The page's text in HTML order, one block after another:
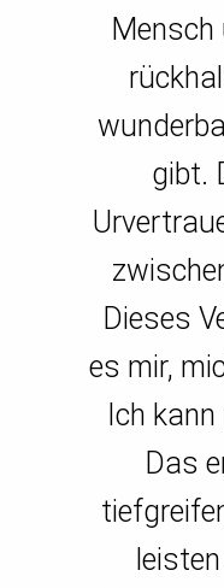
Mensch
gibt.
Dieses
es mir,
Ich
Das